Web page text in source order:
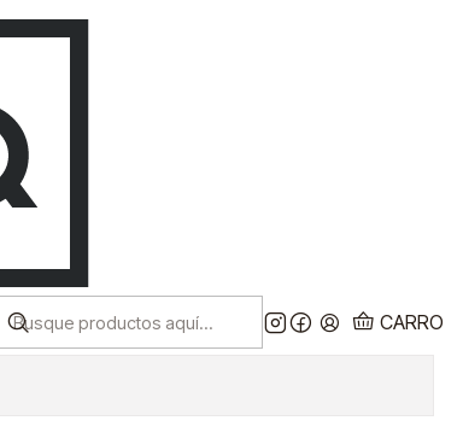
CARRO
Despacho a todo chile!
AGREGAR AL CARRO